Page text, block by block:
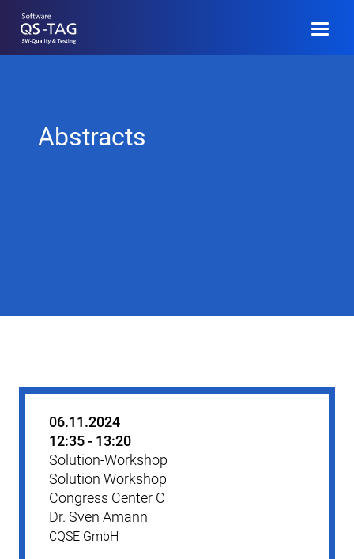
Abstracts
06.11.2024
12:35 - 13:20
Solution-Workshop
Solution Workshop
Congress Center C
Dr. Sven Amann
CQSE GmbH